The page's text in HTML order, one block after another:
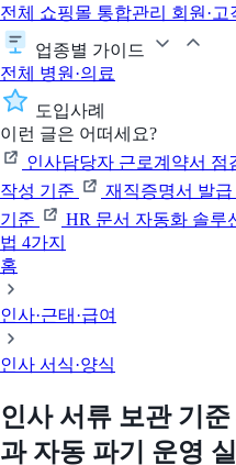
전체 쇼핑몰 통합관리 회원·고
업종별 가이드
전체 병원·의료
도입사례
이런 글은 어떠세요?
인사담당자 근로계약서
작성 기준
재직증명서 발급
기준
HR 문서 자동화 솔루
법 4가지
홈
인사·근태·급여
인사 서식·양식
인사 서류 보관 기
과 자동 파기 운영